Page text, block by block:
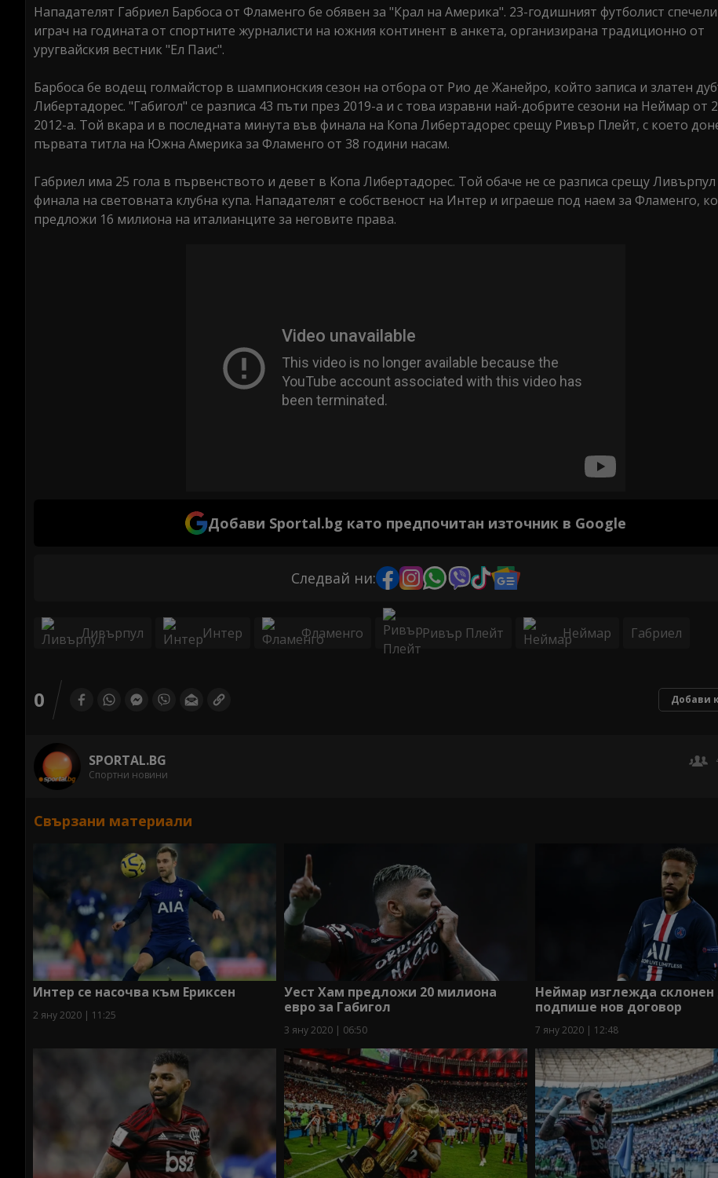
Нападателят Габриел Барбоса от Фламенго бе обявен за "Крал на Америка". 23-годишният футболист
играч на годината от спортните журналисти на южния континент в анкета, организирана традиционно от
уругвайския вестник "Ел Паис".
Барбоса бе водещ голмайстор в шампионския сезон на отбора от Рио де Жанейро, който записа и златен
Либертадорес. "Габигол" се разписа 43 пъти през 2019-а и с това изравни най-добрите сезони на Неймар от
2012-а. Той вкара и в последната минута във финала на Копа Либертадорес срещу Ривър Плейт, с което
първата титла на Южна Америка за Фламенго от 38 години насам.
Габриел има 25 гола в първенството и девет в Копа Либертадорес. Той обаче не се разписа срещу
финала на световната клубна купа. Нападателят е собственост на Интер и играеше под наем за Фламенго,
предложи 16 милиона на италианците за неговите права.
Добави Sportal.bg като предпочитан източник в Google
Следвай ни:
Ливърпул Интер Фламенго Ривър Плейт Неймар Габриел
0 Добави
SPORTAL.BG
Спортни новини
Свързани материали
Интер се насочва към Ериксен
2 яну 2020 | 11:25
Уест Хам предложи 20 милиона
евро за Габигол
3 яну 2020 | 06:50
Неймар изглежда склонен
подпише нов договор
7 яну 2020 | 12:48